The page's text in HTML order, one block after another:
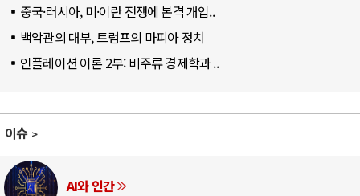
중국·러시아, 미·이란 전쟁에 본격 개입..
백악관의 대부, 트럼프의 마피아 정치
인플레이션 이론 2부: 비주류 경제학과 ..
이슈
AI와 인간